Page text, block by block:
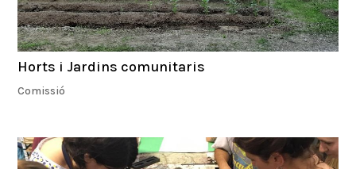
Horts i Jardins comunitaris
Comissió